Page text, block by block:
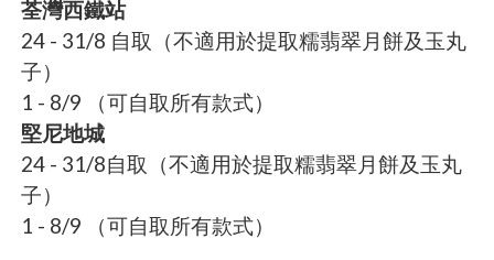
荃灣西鐵站
24 - 31/8 自取（不適用於提取糯翡翠月餅及玉丸
子）
1 - 8/9 （可自取所有款式）
堅尼地城
24 - 31/8自取（不適用於提取糯翡翠月餅及玉丸
子）
1 - 8/9 （可自取所有款式）